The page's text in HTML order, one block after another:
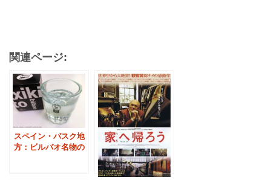
関連ページ:
スペイン・バスク地
方：ビルバオ名物の